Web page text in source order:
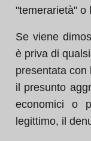
"temerarietà" o
Se viene
è priva di
presentata con
il presunto
economici o
legittimo, il